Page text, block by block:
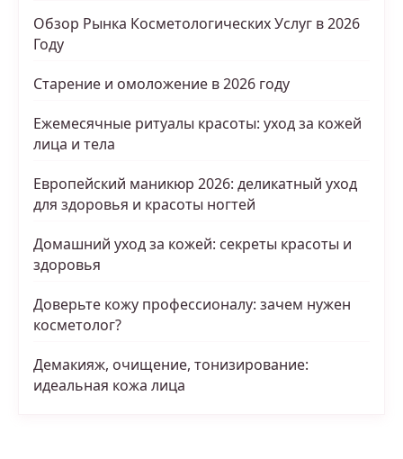
Обзор Рынка Косметологических Услуг в 2026
Году
Старение и омоложение в 2026 году
Ежемесячные ритуалы красоты: уход за кожей
лица и тела
Европейский маникюр 2026: деликатный уход
для здоровья и красоты ногтей
Домашний уход за кожей: секреты красоты и
здоровья
Доверьте кожу профессионалу: зачем нужен
косметолог?
Демакияж, очищение, тонизирование:
идеальная кожа лица